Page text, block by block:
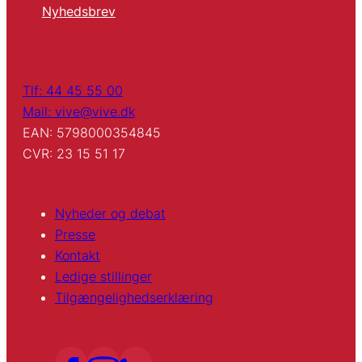
Nyhedsbrev
Tlf: 44 45 55 00
Mail: vive@vive.dk
EAN: 5798000354845
CVR: 23 15 51 17
Nyheder og debat
Presse
Kontakt
Ledige stillinger
Tilgængelighedserklæring